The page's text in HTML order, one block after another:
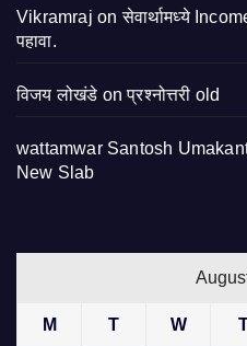
Vikramraj onसेवार्थामध्ये
पहावा.
विजय लोखंडे onप्रश्नोत्तरी old
wattamwar Santosh
New Slab
M T W